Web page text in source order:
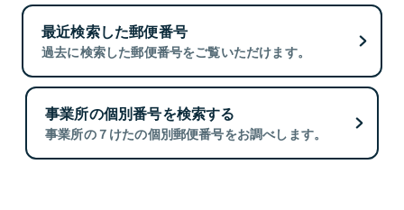
最近検索した郵便番号
過去に検索した郵便番号をご覧いただけます。
事業所の個別番号を検索する
事業所の７けたの個別郵便番号をお調べします。